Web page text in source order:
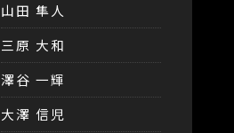
山田 隼人
三原 大和
澤谷 一輝
大澤 信児